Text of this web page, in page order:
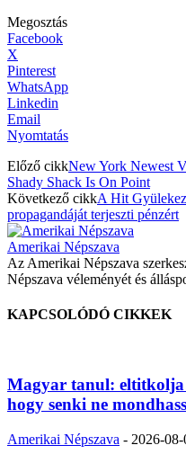
Megosztás
Facebook
X
Pinterest
WhatsApp
Linkedin
Email
Nyomtatás
Előző cikkNew York Newest
Shady Shack Is On Point
Következő cikkA Hit
propagandáját terjeszti pénzért
Amerikai Népszava
Az Amerikai Népszava
Népszava véleményét és
KAPCSOLÓDÓ CIKKEK
Magyar tanul: eltitkolja
hogy senki ne
Amerikai Népszava - 2026-08-